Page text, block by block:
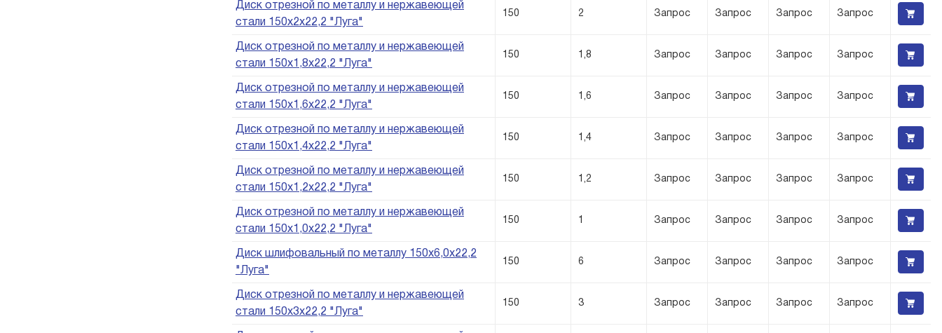
Диск отрезной по металлу и нержавеющей
стали 150х2х22,2 "Луга"
150 2 Запрос Запрос Запрос Запрос
Диск отрезной по металлу и нержавеющей
стали 150х1,8х22,2 "Луга"
150 1,8 Запрос Запрос Запрос Запрос
Диск отрезной по металлу и нержавеющей
стали 150х1,6х22,2 "Луга"
150 1,6 Запрос Запрос Запрос Запрос
Диск отрезной по металлу и нержавеющей
стали 150х1,4х22,2 "Луга"
150 1,4 Запрос Запрос Запрос Запрос
Диск отрезной по металлу и нержавеющей
стали 150х1,2х22,2 "Луга"
150 1,2 Запрос Запрос Запрос Запрос
Диск отрезной по металлу и нержавеющей
стали 150х1,0х22,2 "Луга"
150 1 Запрос Запрос Запрос Запрос
Диск шлифовальный по металлу 150х6,0х22,2
"Луга"
150 6 Запрос Запрос Запрос Запрос
Диск отрезной по металлу и нержавеющей
стали 150х3х22,2 "Луга"
150 3 Запрос Запрос Запрос Запрос